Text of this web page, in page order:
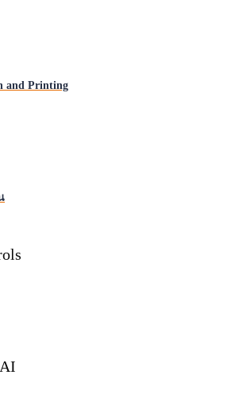
and Printing